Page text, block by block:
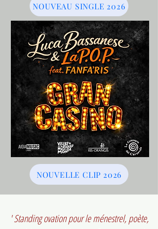
NOUVEAU SINGLE 2026
NOUVELLE CLIP 2026
' Standing ovation pour le ménestrel, poète,